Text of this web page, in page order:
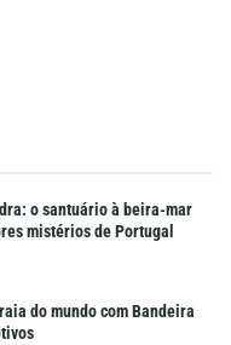
o santuário à beira-mar
mistérios de Portugal
do mundo com Bandeira